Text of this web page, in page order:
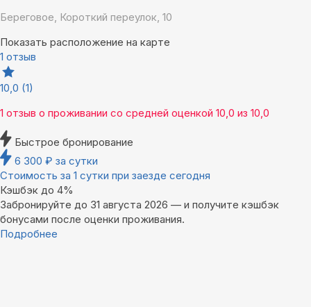
Береговое, Короткий переулок, 10
Показать расположение на карте
1 отзыв
10,0 (1)
1 отзыв о проживании со средней оценкой 10,0 из 10,0
Быстрое бронирование
6 300 ₽ за сутки
Стоимость за 1 сутки при заезде сегодня
Кэшбэк до 4%
Забронируйте до 31 августа 2026 — и получите кэшбэк
бонусами после оценки проживания.
Подробнее